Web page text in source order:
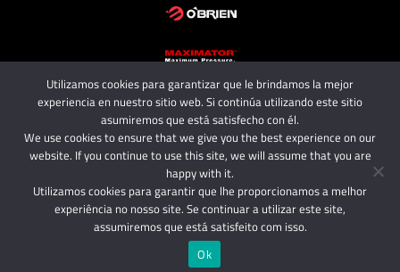
Copyright 2025 - ABAC SRL
All rights reserved.
Utilizamos cookies para garantizar que le brindamos la mejor
experiencia en nuestro sitio web. Si continúa utilizando este sitio
asumiremos que está satisfecho con él.
We use cookies to ensure that we give you the best experience on our
website. If you continue to use this site, we will assume that you are
happy with it.
Utilizamos cookies para garantir que lhe proporcionamos a melhor
experiência no nosso site. Se continuar a utilizar este site,
assumiremos que está satisfeito com isso.
Ok